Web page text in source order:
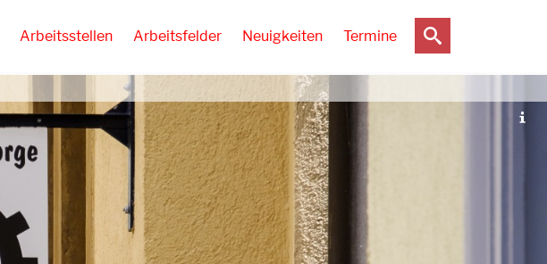
Arbeitsstellen Arbeitsfelder Neuigkeiten Termine